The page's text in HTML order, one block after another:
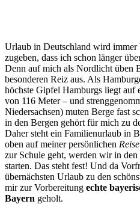
Urlaub in Deutschland wird immer
zugeben, dass ich schon länger
Denn auf mich als Nordlicht üben
besonderen Reiz aus. Als
höchste Gipfel Hamburgs liegt auf
von 116 Meter – und
Niedersachsen) muten Berge fast
in den Bergen gehört für mich zu
Daher steht ein Familienurlaub in
oben auf meiner persönlichen
zur Schule geht, werden wir in den
starten. Das steht fest! Und da
übernächsten Urlaub zu den
mir zur Vorbereitung echte
Bayern geholt.